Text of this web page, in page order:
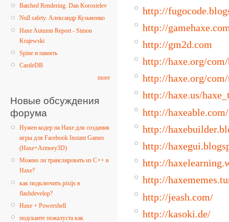
Batched Rendering. Dan Korostelev
Null safety. Александр Кузьменко
Haxe Autumn Report - Simon
Krajewski
Spine и память
CastleDB
more
Новые обсуждения
форума
Нужен кодер на Haxe для создания
игры для Facebook Instant Games
(Haxe+Armory3D)
Можно ли транслировать из C++ в
Haxe?
как подключить pixijs в
flashdevelop?
Haxe + Powershell
подскаите пожалуста как
http://
http://
http://gm2d.com
http://haxe.org/
http://haxe.org/
http://haxe.us/
http://haxeable.com/
http://
http://
http://
http://
http://jeash.com/
http://kasoki.de/